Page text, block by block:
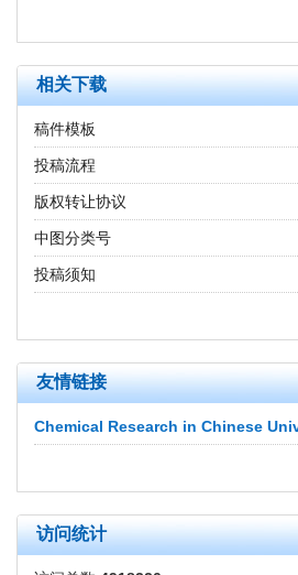
相关下载
稿件模板
投稿流程
版权转让协议
中图分类号
投稿须知
友情链接
Chemical Research in Chinese
访问统计